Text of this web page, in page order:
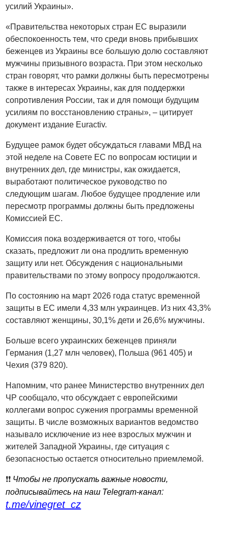
усилий Украины».
«Правительства некоторых стран ЕС выразили
обеспокоенность тем, что среди вновь прибывших
беженцев из Украины все большую долю составляют
мужчины призывного возраста. При этом несколько
стран говорят, что рамки должны быть пересмотрены
также в интересах Украины, как для поддержки
сопротивления России, так и для помощи будущим
усилиям по восстановлению страны», – цитирует
документ издание Euractiv.
Будущее рамок будет обсуждаться главами МВД на
этой неделе на Совете ЕС по вопросам юстиции и
внутренних дел, где министры, как ожидается,
выработают политическое руководство по
следующим шагам. Любое будущее продление или
пересмотр программы должны быть предложены
Комиссией ЕС.
Комиссия пока воздерживается от того, чтобы
сказать, предложит ли она продлить временную
защиту или нет. Обсуждения с национальными
правительствами по этому вопросу продолжаются.
По состоянию на март 2026 года статус временной
защиты в ЕС имели 4,33 млн украинцев. Из них 43,3%
составляют женщины, 30,1% дети и 26,6% мужчины.
Больше всего украинских беженцев приняли
Германия (1,27 млн человек), Польша (961 405) и
Чехия (379 820).
Напомним, что ранее Министерство внутренних дел
ЧР сообщало, что обсуждает с европейскими
коллегами вопрос сужения программы временной
защиты. В числе возможных вариантов ведомство
называло исключение из нее взрослых мужчин и
жителей Западной Украины, где ситуация с
безопасностью остается относительно приемлемой.
❗️❗️ Чтобы не пропускать важные новости,
подписывайтесь на наш Telegram-канал:
t.me/vinegret_cz